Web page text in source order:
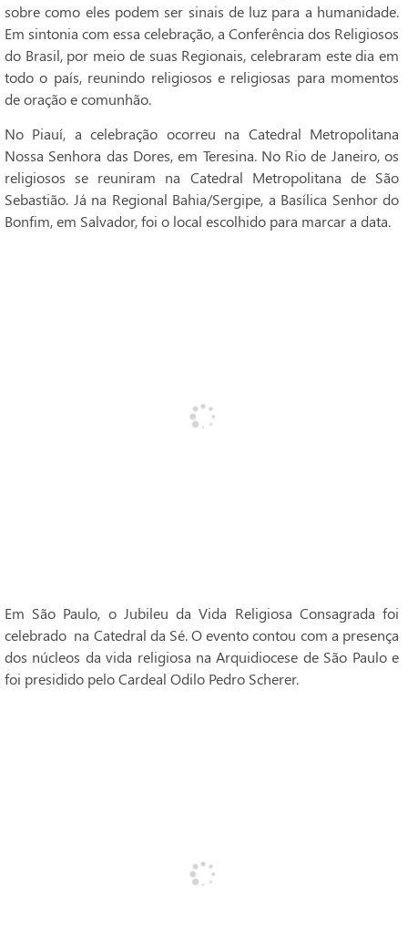
sobre como eles podem ser sinais de luz para a humanidade.
Em sintonia com essa celebração, a Conferência dos Religiosos
do Brasil, por meio de suas Regionais, celebraram este dia em
todo o país, reunindo religiosos e religiosas para momentos
de oração e comunhão.
No Piauí, a celebração ocorreu na Catedral Metropolitana
Nossa Senhora das Dores, em Teresina. No Rio de Janeiro, os
religiosos se reuniram na Catedral Metropolitana de São
Sebastião. Já na Regional Bahia/Sergipe, a Basílica Senhor do
Bonfim, em Salvador, foi o local escolhido para marcar a data.
Em São Paulo, o Jubileu da Vida Religiosa Consagrada foi
celebrado na Catedral da Sé. O evento contou com a presença
dos núcleos da vida religiosa na Arquidiocese de São Paulo e
foi presidido pelo Cardeal Odilo Pedro Scherer.